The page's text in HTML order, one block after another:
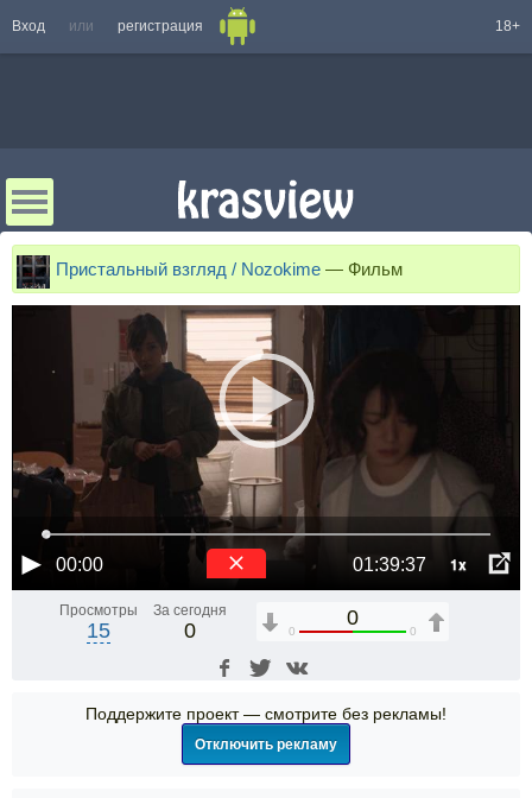
Вход или регистрация 18+
Пристальный взгляд / Nozokime — Фильм
00:00 01:39:37 1x
Просмотры
15
За сегодня
0
0
0 0
Поддержите проект — смотрите без рекламы!
Отключить рекламу